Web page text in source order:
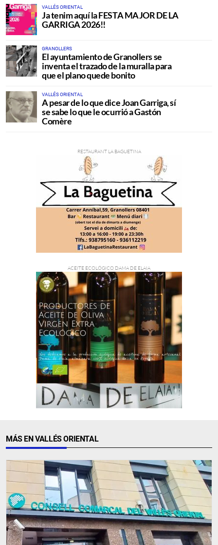
VALLÉS ORIENTAL
Ja tenim aquí la FESTA MAJOR DE LA
GARRIGA 2026!!
GRANOLLERS
El ayuntamiento de Granollers se
inventa el trazado de la muralla para
que el plano quede bonito
VALLÉS ORIENTAL
A pesar de lo que dice Joan Garriga, sí
se sabe lo que le ocurrió a Gastón
Comère
MÁS EN VALLÉS ORIENTAL